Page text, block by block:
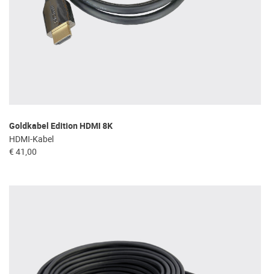
Goldkabel Edition HDMI 8K
HDMI-Kabel
€ 41,00